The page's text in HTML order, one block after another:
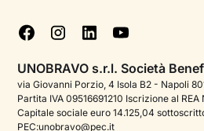
Podcast di psicologia
Corporate
Cookie policy
Gestisci cookie
UNOBRAVO s.r.l. Società
via Giovanni Porzio, 4 Isola B2 - Napoli
Partita IVA 09516691210 Iscrizione al REA
Capitale sociale euro 14.125,04
PEC:unobravo@pec.it